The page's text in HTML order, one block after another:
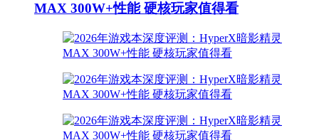
MAX 300W+性能 硬核玩家值得看